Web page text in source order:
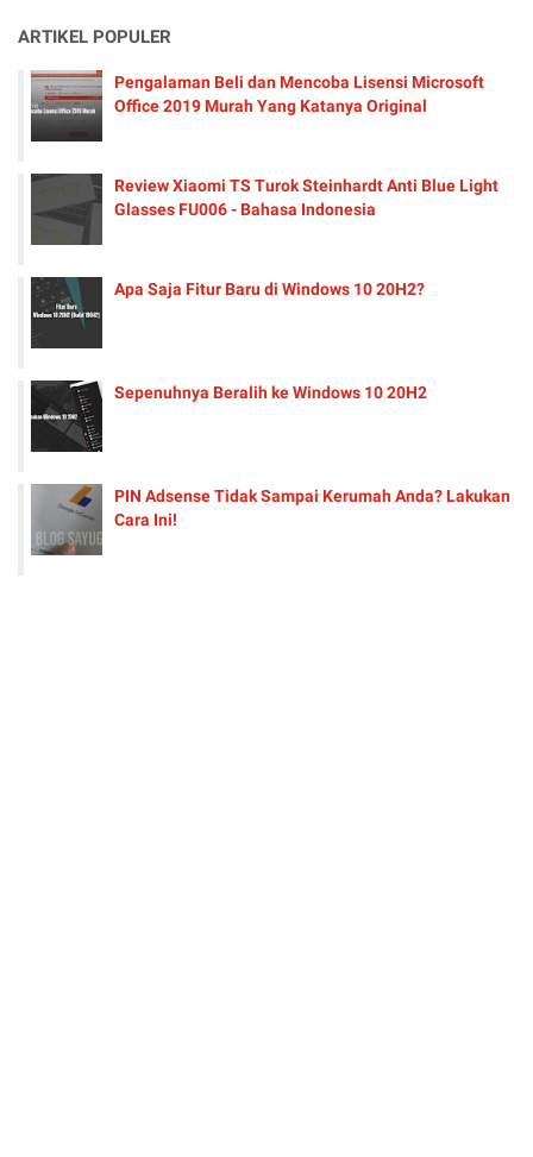
ARTIKEL POPULER
Pengalaman Beli dan Mencoba Lisensi Microsoft
Office 2019 Murah Yang Katanya Original
Review Xiaomi TS Turok Steinhardt Anti Blue Light
Glasses FU006 - Bahasa Indonesia
Apa Saja Fitur Baru di Windows 10 20H2?
Sepenuhnya Beralih ke Windows 10 20H2
PIN Adsense Tidak Sampai Kerumah Anda? Lakukan
Cara Ini!